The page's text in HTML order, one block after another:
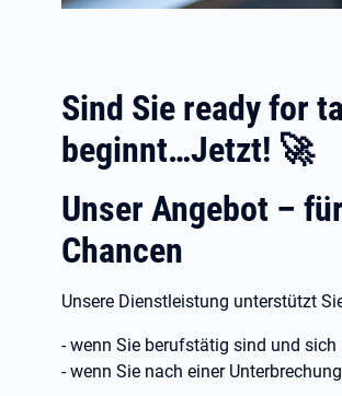
Sind Sie ready for
beginnt…Jetzt! 🚀
Unser Angebot –
Chancen
Unsere Dienstleistung unterstützt
- wenn Sie berufstätig sind und
- wenn Sie nach einer